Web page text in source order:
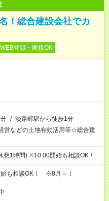
！総合建設会社でカ
WEB登録・面接OK
/ 淡路町駅から徒歩1分
営などの土地有効活用等☆総合建
1時間) ※10:00開始も相談OK！
も相談OK！ ※8月～！